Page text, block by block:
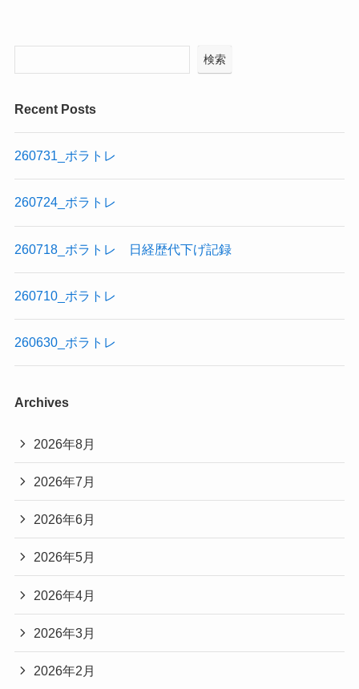
検索
Recent Posts
260731_ボラトレ
260724_ボラトレ
260718_ボラトレ 日経歴代下げ記録
260710_ボラトレ
260630_ボラトレ
Archives
2026年8月
2026年7月
2026年6月
2026年5月
2026年4月
2026年3月
2026年2月